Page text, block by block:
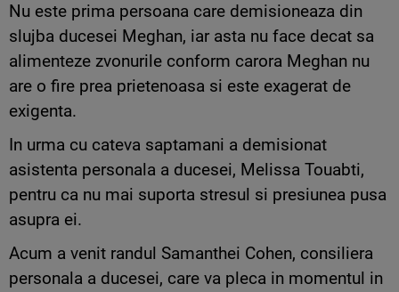
Nu este prima persoana care demisioneaza din
slujba ducesei Meghan, iar asta nu face decat sa
alimenteze zvonurile conform carora Meghan nu
are o fire prea prietenoasa si este exagerat de
exigenta.
In urma cu cateva saptamani a demisionat
asistenta personala a ducesei, Melissa Touabti,
pentru ca nu mai suporta stresul si presiunea pusa
asupra ei.
Acum a venit randul Samanthei Cohen, consiliera
personala a ducesei, care va pleca in momentul in